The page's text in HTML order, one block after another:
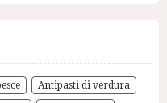
Antipasti di verdura